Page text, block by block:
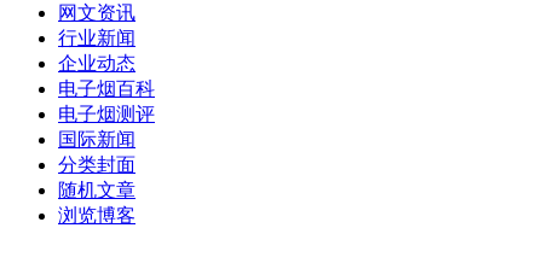
网文资讯
行业新闻
企业动态
电子烟百科
电子烟测评
国际新闻
分类封面
随机文章
浏览博客